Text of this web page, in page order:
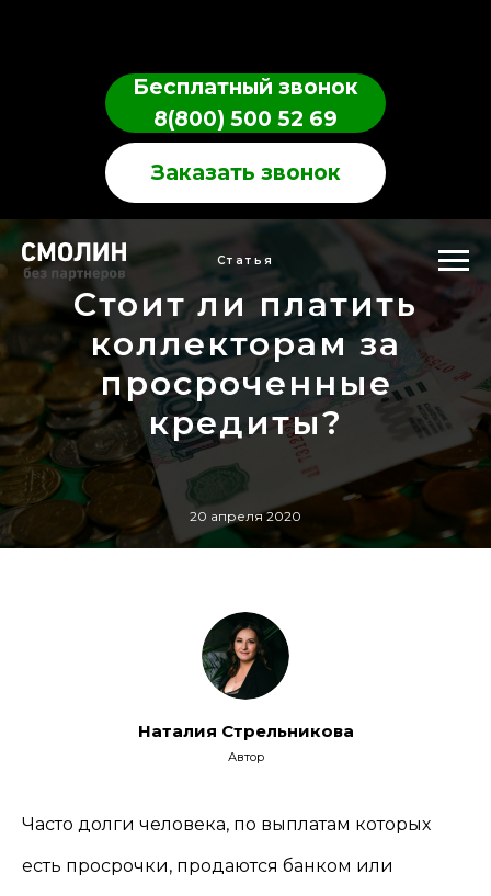
Бесплатный звонок
8(800) 500 52 69
Заказать звонок
Статья
Стоит ли платить
коллекторам за
просроченные
кредиты?
20 апреля 2020
Наталия Стрельникова
Автор
Часто долги человека, по выплатам которых
есть просрочки, продаются банком или